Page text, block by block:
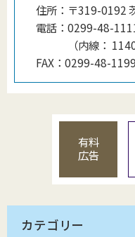
住所： 〒319-0192
電話： 0299-48-
（内線 ：
FAX： 0299-48-1199
有料
広告
カテゴリー